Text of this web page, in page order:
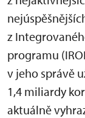
z
programu
v jeho správě
1,4 miliardy
aktuálně